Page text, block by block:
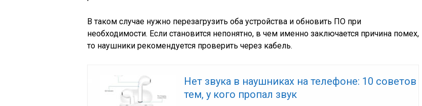
В таком случае нужно перезагрузить оба устройства и обновить ПО при
необходимости. Если становится непонятно, в чем именно заключается причина помех,
то наушники рекомендуется проверить через кабель.
Нет звука в наушниках на телефоне: 10 советов
тем, у кого пропал звук